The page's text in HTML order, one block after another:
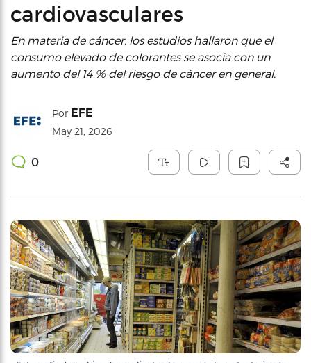
cardiovasculares
En materia de cáncer, los estudios hallaron que el
consumo elevado de colorantes se asocia con un
aumento del 14 % del riesgo de cáncer en general.
Por EFE
May 21, 2026
0